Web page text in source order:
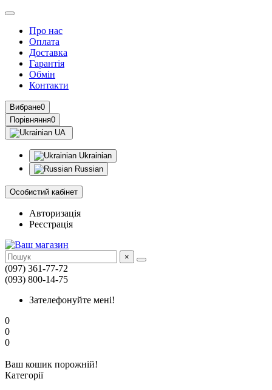
Про нас
Оплата
Доставка
Гарантія
Обмін
Контакти
Вибране0
Порівняння0
UA
Ukrainian
Russian
Особистий кабінет
Авторизація
Реєстрація
×
(097) 361-77-72
(093) 800-14-75
Зателефонуйте мені!
0
0
0
Ваш кошик порожній!
Категорії